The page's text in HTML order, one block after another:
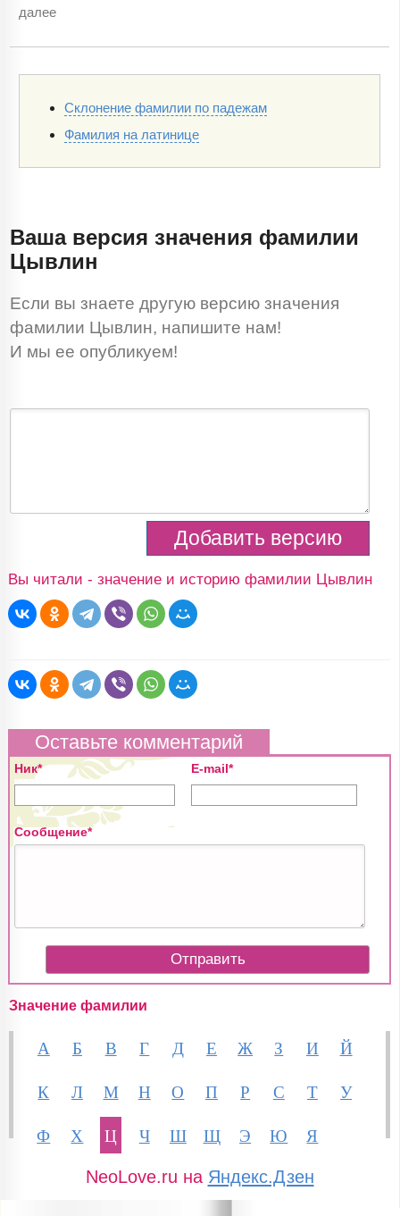
далее
Склонение фамилии по падежам
Фамилия на латинице
Ваша версия значения фамилии
Цывлин
Если вы знаете другую версию значения
фамилии Цывлин, напишите нам!
И мы ее опубликуем!
Вы читали - значение и историю фамилии Цывлин
Оставьте комментарий
Ник* E-mail*
Сообщение*
Значение фамилии
А Б В Г Д Е Ж З И
Й
К
Л М Н О П Р С Т
У
Ф
Х Ц Ч Ш Щ Э Ю Я
NeoLove.ru на Яндекс.Дзен